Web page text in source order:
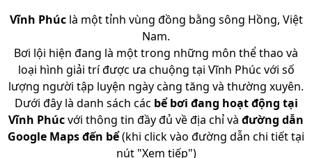
Vĩnh Phúclà một tỉnh vùng đồng bằng sông Hồng, Việt
Nam.
Bơi lội hiện đang là một trong những môn thể thao và
loại hình giải trí được ưa chuộng tại Vĩnh Phúc với số
lượng người tập luyện ngày càng tăng và thường xuyên.
Dưới đây là danh sách các bể bơi đang hoạt động tại
Vĩnh Phúcvới thông tin đầy đủ về địa chỉ và đường dẫn
Google Maps đến bể(khi click vào đường dẫn chi tiết tại
nút "Xem tiếp")